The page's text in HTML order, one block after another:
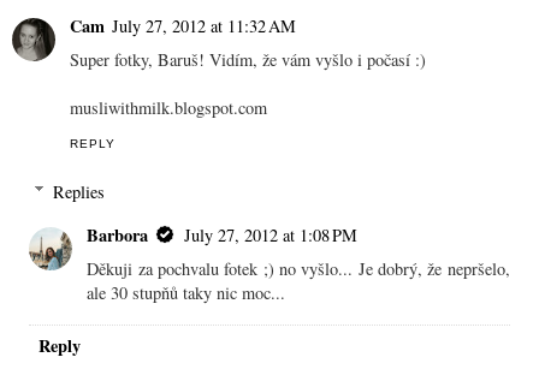
Cam July 27, 2012 at 11:32 AM
Super fotky, Baruš! Vidím, že vám vyšlo i počasí :)
musliwithmilk.blogspot.com
REPLY
Replies
Barbora
July 27, 2012 at 1:08 PM
Děkuji za pochvalu fotek ;) no vyšlo... Je dobrý, že nepršelo,
ale 30 stupňů taky nic moc...
Reply